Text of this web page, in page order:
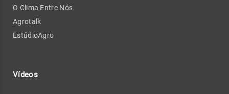
O Clima Entre Nós
Agrotalk
EstúdioAgro
Vídeos